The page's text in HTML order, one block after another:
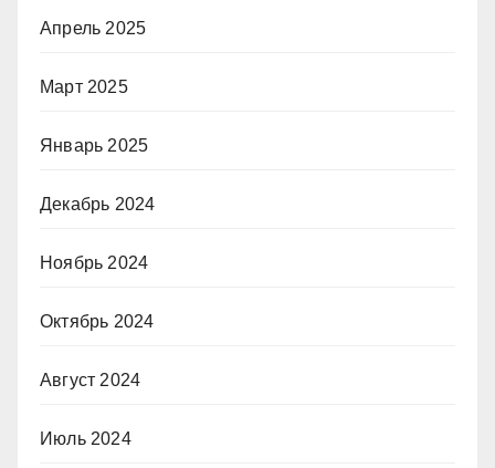
Апрель 2025
Март 2025
Январь 2025
Декабрь 2024
Ноябрь 2024
Октябрь 2024
Август 2024
Июль 2024